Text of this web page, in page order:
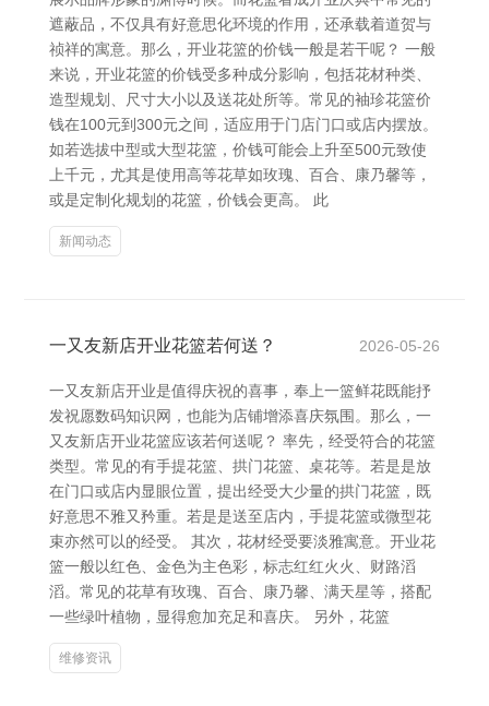
遮蔽品，不仅具有好意思化环境的作用，还承载着道贺与
祯祥的寓意。那么，开业花篮的价钱一般是若干呢？ 一般
来说，开业花篮的价钱受多种成分影响，包括花材种类、
造型规划、尺寸大小以及送花处所等。常见的袖珍花篮价
钱在100元到300元之间，适应用于门店门口或店内摆放。
如若选拔中型或大型花篮，价钱可能会上升至500元致使
上千元，尤其是使用高等花草如玫瑰、百合、康乃馨等，
或是定制化规划的花篮，价钱会更高。 此
新闻动态
一又友新店开业花篮若何送？ 2026-05-26
一又友新店开业是值得庆祝的喜事，奉上一篮鲜花既能抒
发祝愿数码知识网，也能为店铺增添喜庆氛围。那么，一
又友新店开业花篮应该若何送呢？ 率先，经受符合的花篮
类型。常见的有手提花篮、拱门花篮、桌花等。若是是放
在门口或店内显眼位置，提出经受大少量的拱门花篮，既
好意思不雅又矜重。若是是送至店内，手提花篮或微型花
束亦然可以的经受。 其次，花材经受要淡雅寓意。开业花
篮一般以红色、金色为主色彩，标志红红火火、财路滔
滔。常见的花草有玫瑰、百合、康乃馨、满天星等，搭配
一些绿叶植物，显得愈加充足和喜庆。 另外，花篮
维修资讯